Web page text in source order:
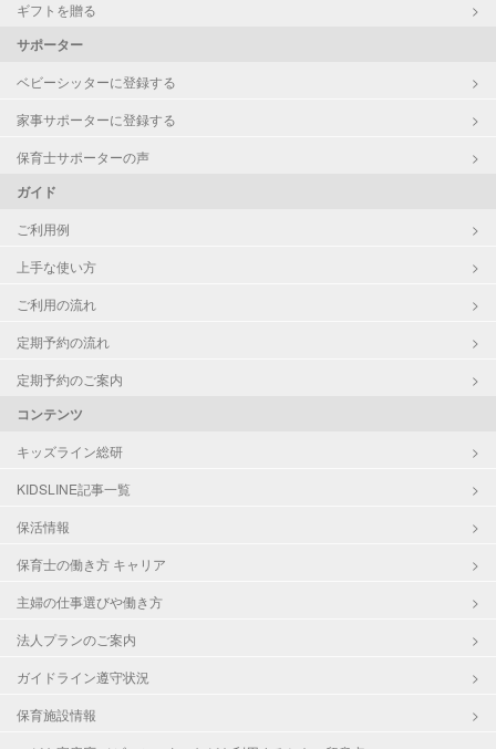
ギフトを贈る
サポーター
ベビーシッターに登録する
家事サポーターに登録する
保育士サポーターの声
ガイド
ご利用例
上手な使い方
ご利用の流れ
定期予約の流れ
定期予約のご案内
コンテンツ
キッズライン総研
KIDSLINE記事一覧
保活情報
保育士の働き方 キャリア
主婦の仕事選びや働き方
法人プランのご案内
ガイドライン遵守状況
保育施設情報